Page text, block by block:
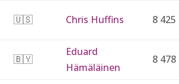
🇺🇸 Chris Huffins 8 425
🇧🇾
Eduard
Hämäläinen
8 478